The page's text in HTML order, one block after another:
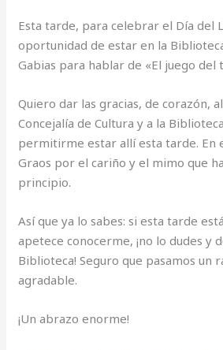
Esta tarde, para celebrar el Día del
oportunidad de estar en la
Gabias para hablar de «El juego del
Quiero dar las gracias, de corazón,
Concejalía de Cultura y a la
permitirme estar allí esta tarde. En
Graos por el cariño y el mimo que
principio.
Así que ya lo sabes: si esta tarde
apetece conocerme, ¡no lo dudes y
Biblioteca! Seguro que pasamos un
agradable.
¡Un abrazo enorme!